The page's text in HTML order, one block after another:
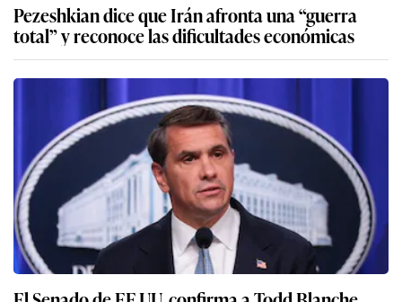
Pezeshkian dice que Irán afronta una “guerra
total” y reconoce las dificultades económicas